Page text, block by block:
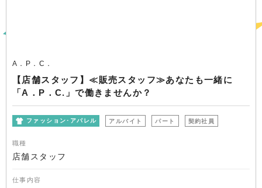
A．P．C．
【店舗スタッフ】≪販売スタッフ≫あなたも一緒に
「A．P．C.」で働きませんか？
ファッション･アパレル アルバイト パート 契約社員
職種
店舗スタッフ
仕事内容